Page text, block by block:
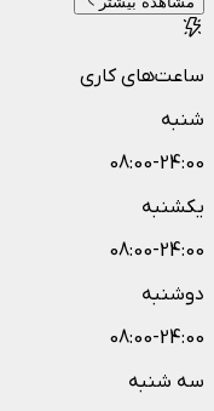
ساعت‌های کاری
شنبه
08:00-24:00
یکشنبه
08:00-24:00
دوشنبه
08:00-24:00
سه شنبه